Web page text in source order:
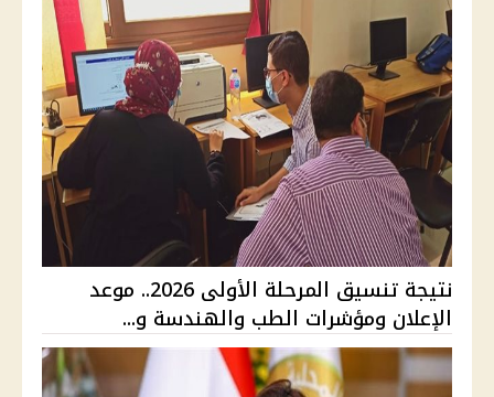
نتيجة تنسيق المرحلة الأولى 2026.. موعد
الإعلان ومؤشرات الطب والهندسة و...